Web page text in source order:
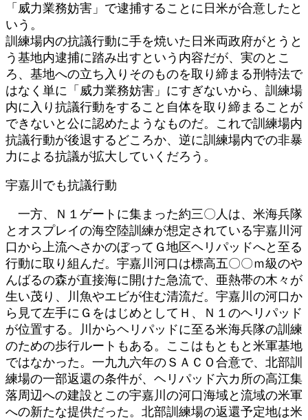
「威力業務妨害」で逮捕することに日米が合意したと
いう。
訓練場内の抗議行動に手を焼いた日米両政府がとうと
う基地内逮捕に踏み出すという内容だが、実のとこ
ろ、基地への立ち入りそのものを取り締まる刑特法で
はなく単に「威力業務妨害」にすぎないから、訓練場
内に入り抗議行動をすること自体を取り締まることが
できないと公に認めたようなものだ。これで訓練場内
抗議行動が後退するどころか、逆に訓練場内での非暴
力による抗議が拡大していくだろう。
宇嘉川でも抗議行動
一方、Ｎ１ゲートに集まった約三〇人は、米海兵隊
とオスプレイの海空陸訓練が想定されている宇嘉川河
口から上流へさかのぼってＧ地区ヘリパッドへと至る
行動に取り組んだ。宇嘉川河口は標高五〇〇ｍ級のや
んばるの森が直接海に開けた急流で、亜熱帯の木々が
生い茂り、川魚やエビが住む清流だ。宇嘉川の河口か
ら見て左手にＧをはじめとしてＨ、Ｎ１のヘリパッド
が位置する。川からヘリパッドに至る米海兵隊の訓練
のための歩行ルートもある。ここはもともと米軍基地
ではなかった。一九九六年のＳＡＣＯ合意で、北部訓
練場の一部返還の条件が、ヘリパッド六カ所の高江集
落周辺への建設とこの宇嘉川の河口海域と流域の米軍
への新たな提供だった。北部訓練場の返還予定地は米